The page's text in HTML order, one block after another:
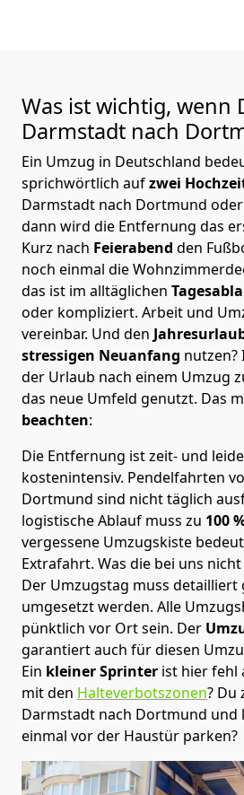
Was ist wichtig, wenn
Darmstadt nach
Ein Umzug in Deutschland
sprichwörtlich aufzwei
Darmstadt nach Dortmund oder
dann wird die Entfernung das
Kurz nach Feierabend den
noch einmal die
das ist im alltäglichen
oder kompliziert. Arbeit und
vereinbar. Und den
stressigen Neuanfang nutzen?
der Urlaub nach einem Umzug
das neue Umfeld genutzt. Das
beachten:
Die Entfernung ist zeit- und
kostenintensiv. Pendelfahrten
Dortmund sind nicht täglich
logistische Ablauf muss zu 100
vergessene Umzugskiste
Extrafahrt. Was die bei uns
Der Umzugstag muss detailliert
umgesetzt werden. Alle
pünktlich vor Ort sein. Der
garantiert auch für diesen
Ein kleiner Sprinter ist hier fehl
mit den Halteverbotszonen? Du
Darmstadt nach Dortmund und
einmal vor der Haustür parken?